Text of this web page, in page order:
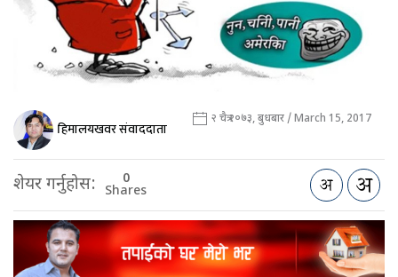
हिमालयखवर संवाददाता २ चैत्र २०७३, बुधबार / March 15, 2017
शेयर गर्नुहोस: 0
Shares